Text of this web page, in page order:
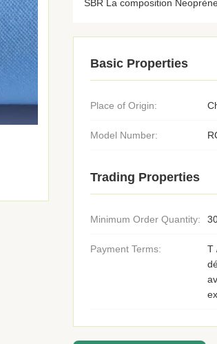
SBR La composition Neoprène
Basic Properties
Place of Origin:
Model Number:
Trading Properties
Minimum Order Quantity:
Payment Terms:
T